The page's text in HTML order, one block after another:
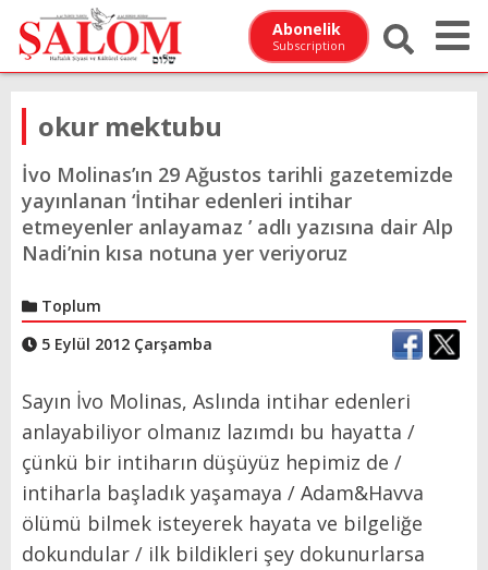
Abonelik
Subscription
okur mektubu
İvo Molinas’ın 29 Ağustos tarihli gazetemizde
yayınlanan ‘İntihar edenleri intihar
etmeyenler anlayamaz ’ adlı yazısına dair Alp
Nadi’nin kısa notuna yer veriyoruz
Toplum
5 Eylül 2012 Çarşamba
Sayın İvo Molinas, Aslında intihar edenleri
anlayabiliyor olmanız lazımdı bu hayatta /
çünkü bir intiharın düşüyüz hepimiz de /
intiharla başladık yaşamaya / Adam&Havva
ölümü bilmek isteyerek hayata ve bilgeliğe
dokundular / ilk bildikleri şey dokunurlarsa